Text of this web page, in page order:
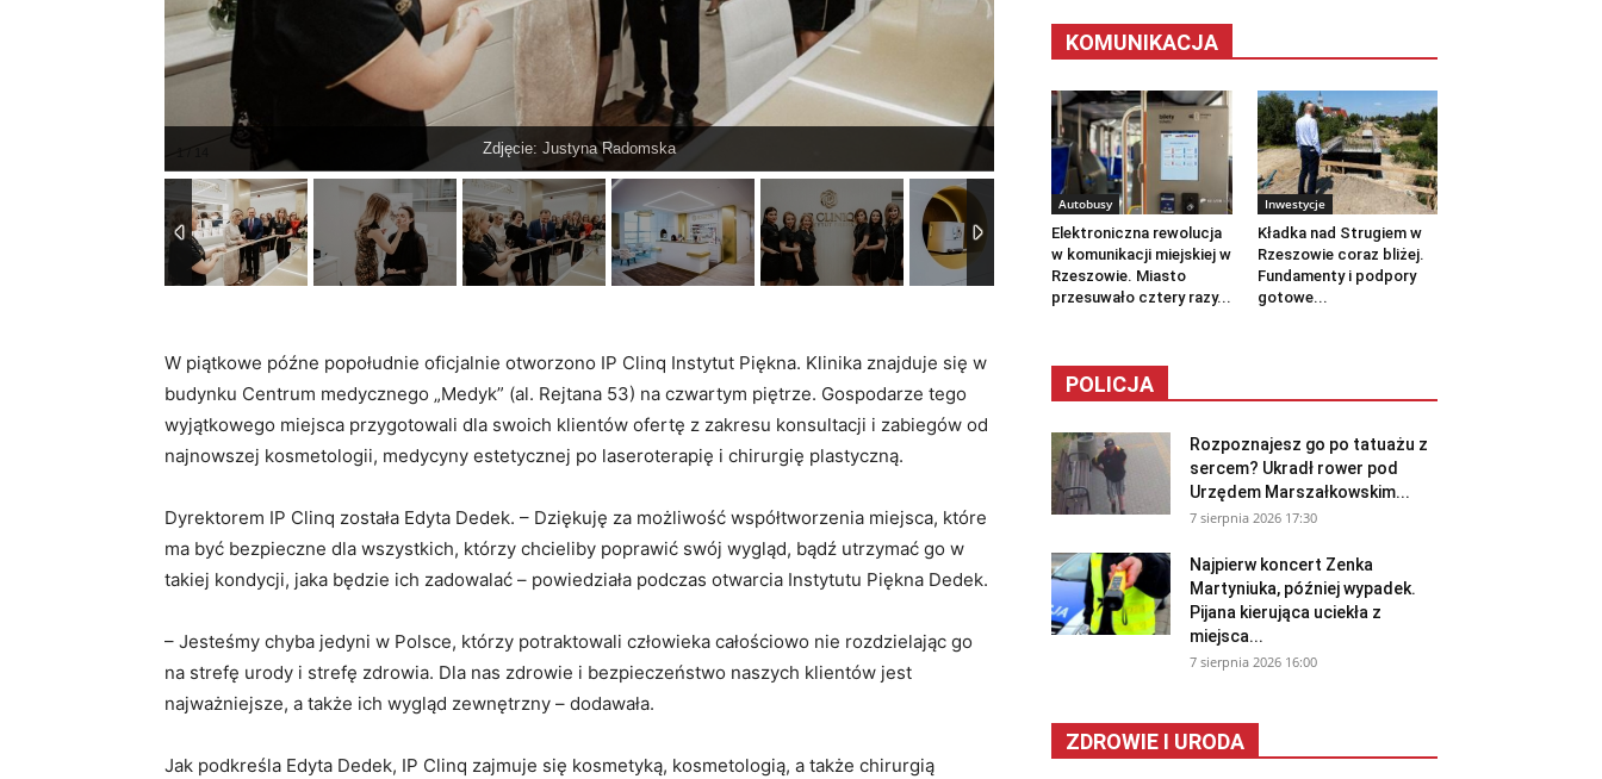
Zdjęcie: Justyna Radomska
W piątkowe późne popołudnie oficjalnie otworzono IP Clinq Instytut Piękna. Klinika znajduje się w
budynku Centrum medycznego „Medyk” (al. Rejtana 53) na czwartym piętrze. Gospodarze tego
wyjątkowego miejsca przygotowali dla swoich klientów ofertę z zakresu konsultacji i zabiegów od
najnowszej kosmetologii, medycyny estetycznej po laseroterapię i chirurgię plastyczną.
Dyrektorem IP Clinq została Edyta Dedek. – Dziękuję za możliwość współtworzenia miejsca, które
ma być bezpieczne dla wszystkich, którzy chcieliby poprawić swój wygląd, bądź utrzymać go w
takiej kondycji, jaka będzie ich zadowalać – powiedziała podczas otwarcia Instytutu Piękna Dedek.
– Jesteśmy chyba jedyni w Polsce, którzy potraktowali człowieka całościowo nie rozdzielając go
na strefę urody i strefę zdrowia. Dla nas zdrowie i bezpieczeństwo naszych klientów jest
najważniejsze, a także ich wygląd zewnętrzny – dodawała.
Jak podkreśla Edyta Dedek, IP Clinq zajmuje się kosmetyką, kosmetologią, a także chirurgią
KOMUNIKACJA
Autobusy
Elektroniczna rewolucja
w komunikacji miejskiej w
Rzeszowie. Miasto
przesuwało cztery razy...
Inwestycje
Kładka nad Strugiem w
Rzeszowie coraz bliżej.
Fundamenty i podpory
gotowe...
POLICJA
Rozpoznajesz go po tatuażu z
sercem? Ukradł rower pod
Urzędem Marszałkowskim...
7 sierpnia 2026 17:30
Najpierw koncert Zenka
Martyniuka, później wypadek.
Pijana kierująca uciekła z
miejsca...
7 sierpnia 2026 16:00
ZDROWIE I URODA